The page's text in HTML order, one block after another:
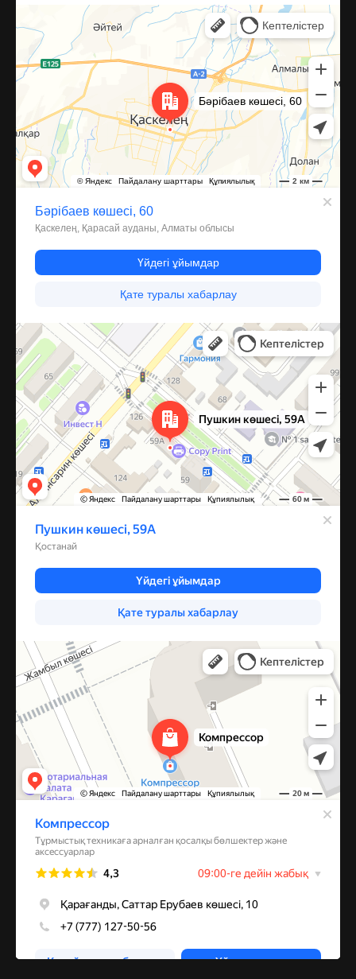
Улица Барибаева, 60 — Яндекс Карты
Костанай
Улица Пушкина, 59А — Яндекс Карты
Компрессор
Запчасти и аксессуары для бытовой техники в Караганде